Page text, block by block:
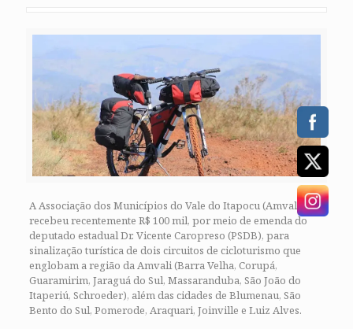
A Associação dos Municípios do Vale do Itapocu (Amvali)
recebeu recentemente R$ 100 mil, por meio de emenda do
deputado estadual Dr. Vicente Caropreso (PSDB), para
sinalização turística de dois circuitos de cicloturismo que
englobam a região da Amvali (Barra Velha, Corupá,
Guaramirim, Jaraguá do Sul, Massaranduba, São João do
Itaperiú, Schroeder), além das cidades de Blumenau, São
Bento do Sul, Pomerode, Araquari, Joinville e Luiz Alves.